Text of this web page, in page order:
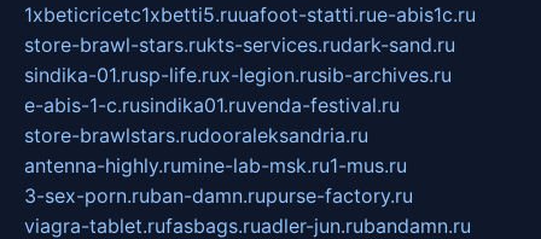
1xbeticricetc1xbetti5.ruuafoot-statti.rue-abis1c.ru
store-brawl-stars.rukts-services.rudark-sand.ru
sindika-01.rusp-life.rux-legion.rusib-archives.ru
e-abis-1-c.rusindika01.ruvenda-festival.ru
store-brawlstars.rudooraleksandria.ru
antenna-highly.rumine-lab-msk.ru1-mus.ru
3-sex-porn.ruban-damn.rupurse-factory.ru
viagra-tablet.rufasbags.ruadler-jun.rubandamn.ru